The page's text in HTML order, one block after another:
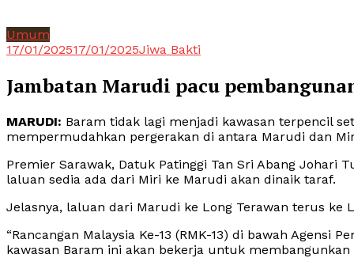
Umum
17/01/202517/01/2025Jiwa Bakti
Jambatan Marudi pacu
MARUDI: Baram tidak lagi menjadi kawasan terpencil
mempermudahkan pergerakan di antara Marudi dan
Premier Sarawak, Datuk Patinggi Tan Sri Abang Johari
laluan sedia ada dari Miri ke Marudi akan dinaik taraf.
Jelasnya, laluan dari Marudi ke Long Terawan terus
“Rancangan Malaysia Ke-13 (RMK-13) di bawah Agensi
kawasan Baram ini akan bekerja untuk